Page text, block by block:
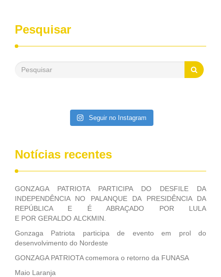
desenvolvimento dos seus municípios e, somente o ano
passado, essa Fundação distribuiu mais de três bilhões de
reais, com suas maravilhosas ações, dentre alas, mais de
saneamento básico, em pequenas comunidades rurais.
Patriota disse ainda que, mesmo sem mandato,
Pesquisar
Seguir no Instagram
Notícias recentes
GONZAGA PATRIOTA PARTICIPA DO DESFILE DA
INDEPENDÊNCIA NO PALANQUE DA PRESIDÊNCIA DA
REPÚBLICA E É ABRAÇADO POR LULA
E POR GERALDO ALCKMIN.
Gonzaga Patriota participa de evento em prol do
desenvolvimento do Nordeste
GONZAGA PATRIOTA comemora o retorno da FUNASA
Maio Laranja